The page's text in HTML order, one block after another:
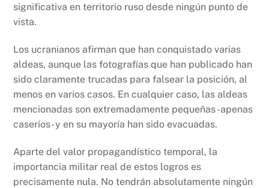
significativa en territorio ruso desde ningún punto de
vista.
Los ucranianos afirman que han conquistado varias
aldeas, aunque las fotografías que han publicado han
sido claramente trucadas para falsear la posición, al
menos en varios casos. En cualquier caso, las aldeas
mencionadas son extremadamente pequeñas -apenas
caseríos- y en su mayoría han sido evacuadas.
Aparte del valor propagandístico temporal, la
importancia militar real de estos logros es
precisamente nula. No tendrán absolutamente ningún